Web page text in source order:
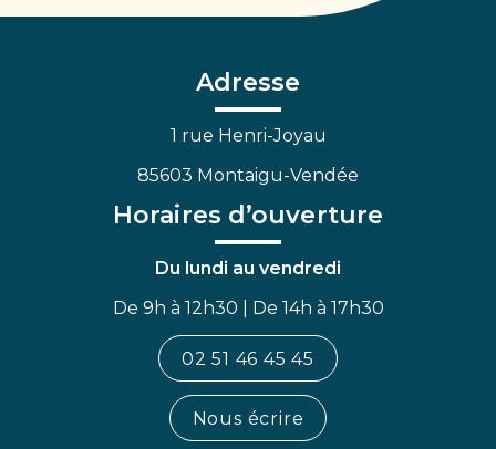
Facebook
Adresse
1 rue Henri-Joyau
85603 Montaigu-Vendée
Horaires d’ouverture
Du lundi au vendredi
De 9h à 12h30 | De 14h à 17h30
02 51 46 45 45
Nous écrire